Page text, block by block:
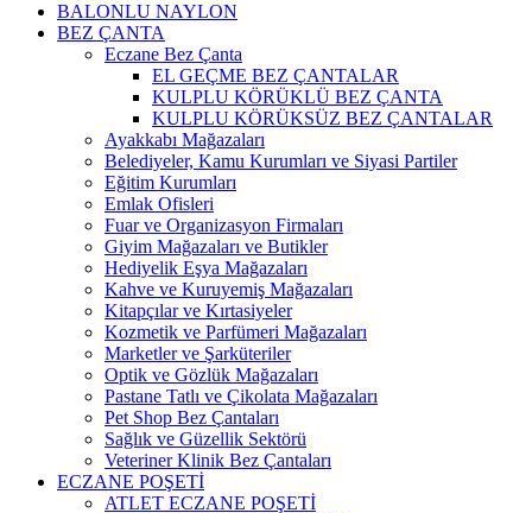
BALONLU NAYLON
BEZ ÇANTA
Eczane Bez Çanta
EL GEÇME BEZ ÇANTALAR
KULPLU KÖRÜKLÜ BEZ ÇANTA
KULPLU KÖRÜKSÜZ BEZ ÇANTALAR
Ayakkabı Mağazaları
Belediyeler, Kamu Kurumları ve Siyasi Partiler
Eğitim Kurumları
Emlak Ofisleri
Fuar ve Organizasyon Firmaları
Giyim Mağazaları ve Butikler
Hediyelik Eşya Mağazaları
Kahve ve Kuruyemiş Mağazaları
Kitapçılar ve Kırtasiyeler
Kozmetik ve Parfümeri Mağazaları
Marketler ve Şarküteriler
Optik ve Gözlük Mağazaları
Pastane Tatlı ve Çikolata Mağazaları
Pet Shop Bez Çantaları
Sağlık ve Güzellik Sektörü
Veteriner Klinik Bez Çantaları
ECZANE POŞETİ
ATLET ECZANE POŞETİ